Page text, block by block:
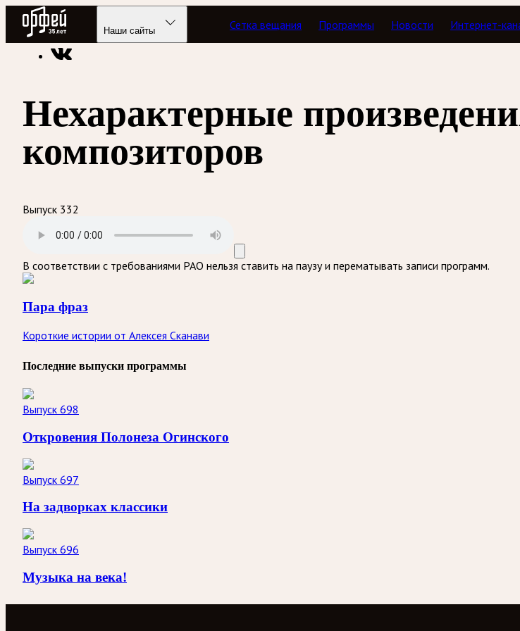
Радио Орфей
Наши сайты Сетка вещания Программы Новости Интернет-
Радио классической музыки «Орфей» Подкасты Пара фраз
Нехарактерные
композиторов
Выпуск 332
В соответствии с требованиями РАО нельзя ставить на паузу и перематывать записи программ.
Пара фраз
Короткие истории от Алексея Сканави
Последние выпуски программы
Выпуск 698
Откровения Полонеза Огинского
Выпуск 697
На задворках классики
Выпуск 696
Музыка на века!